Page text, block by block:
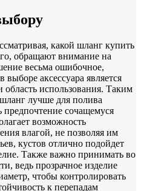
какой шланг купить
обращают внимание на
весьма ошибочное,
аксессуара является
область использования. Таким
лучше для полива
предпочтение сочащемуся
возможность
влагой, не позволяя им
кустов отлично подойдет
Также важно принимать во
ведь прозрачное изделие
чтобы контролировать
к перепадам